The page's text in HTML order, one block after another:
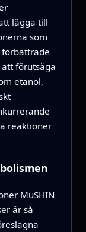
lägga till
som
förbättrade
förutsäga
etanol,
reaktioner
MuSHIN
är så